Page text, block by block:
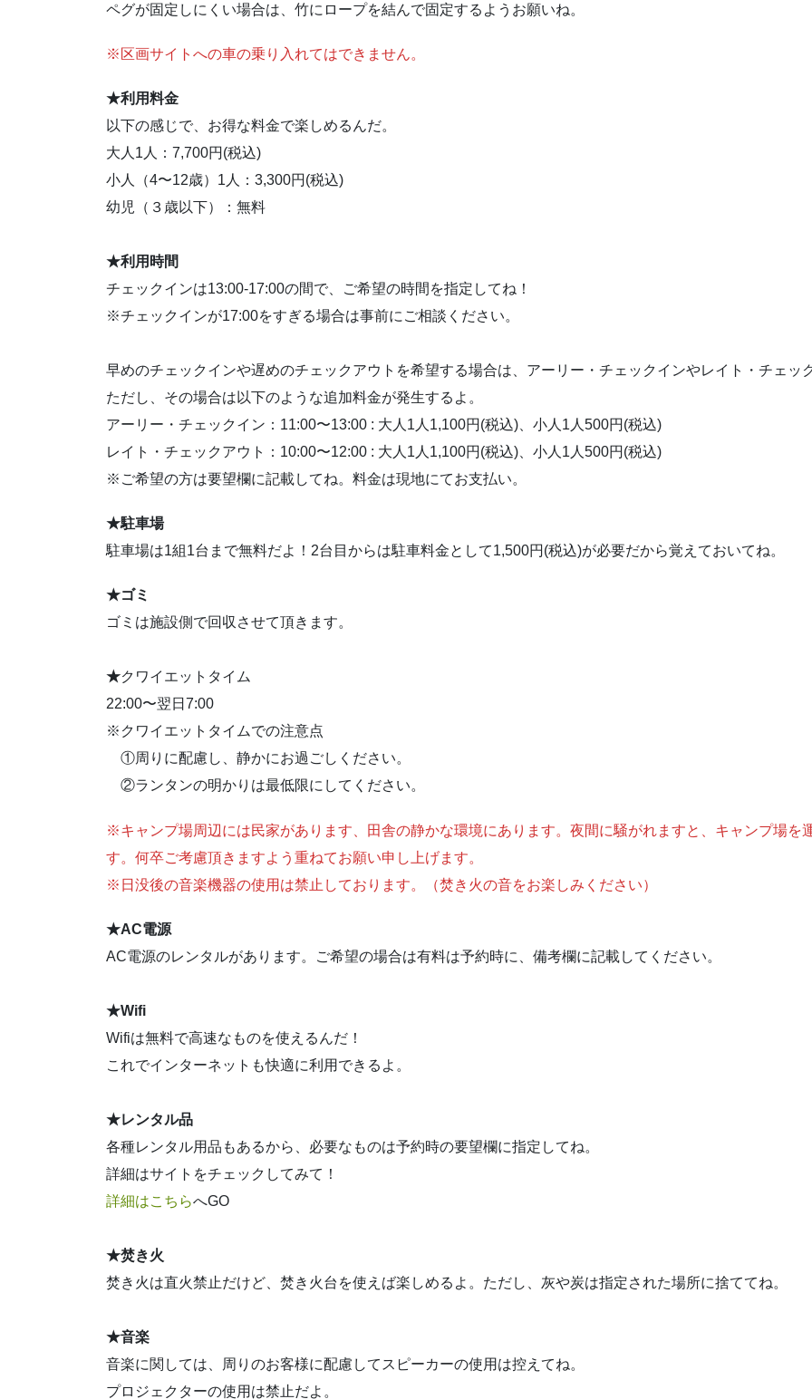
ペグが固定しにくい場合は、竹にロープを結んで固定するようお願いね。
※区画サイトへの車の乗り入れてはできません。
★利用料金
以下の感じで、お得な料金で楽しめるんだ。
大人1人：7,700円(税込)
小人（4〜12歳）1人：3,300円(税込)
幼児（３歳以下）：無料
★利用時間
チェックインは13:00-17:00の間で、ご希望の時間を指定してね！
※チェックインが17:00をすぎる場合は事前にご相談ください。
早めのチェックインや遅めのチェックアウトを希望する場合は、アーリー・チェックインやレイト・チェッ
ただし、その場合は以下のような追加料金が発生するよ。
アーリー・チェックイン：11:00〜13:00 : 大人1人1,100円(税込)、小人1人500円(税込)
レイト・チェックアウト：10:00〜12:00 : 大人1人1,100円(税込)、小人1人500円(税込)
※ご希望の方は要望欄に記載してね。料金は現地にてお支払い。
★駐車場
駐車場は1組1台まで無料だよ！2台目からは駐車料金として1,500円(税込)が必要だから覚えておいてね。
★ゴミ
ゴミは施設側で回収させて頂きます。
★クワイエットタイム
22:00〜翌日7:00
※クワイエットタイムでの注意点
①周りに配慮し、静かにお過ごしください。
②ランタンの明かりは最低限にしてください。
※キャンプ場周辺には民家があります、田舎の静かな環境にあります。夜間に騒がれますと、キャンプ場を
す。何卒ご考慮頂きますよう重ねてお願い申し上げます。
※日没後の音楽機器の使用は禁止しております。（焚き火の音をお楽しみください）
★AC電源
AC電源のレンタルがあります。ご希望の場合は有料は予約時に、備考欄に記載してください。
★Wifi
Wifiは無料で高速なものを使えるんだ！
これでインターネットも快適に利用できるよ。
★レンタル品
各種レンタル用品もあるから、必要なものは予約時の要望欄に指定してね。
詳細はサイトをチェックしてみて！
詳細はこちらへGO
★焚き火
焚き火は直火禁止だけど、焚き火台を使えば楽しめるよ。ただし、灰や炭は指定された場所に捨ててね。
★音楽
音楽に関しては、周りのお客様に配慮してスピーカーの使用は控えてね。
プロジェクターの使用は禁止だよ。